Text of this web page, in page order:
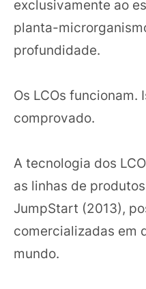
exclusivamente ao
planta-
profundidade.
Os LCOs funcionam.
comprovado.
A tecnologia dos
as linhas de
JumpStart (2013),
comercializadas em
mundo.